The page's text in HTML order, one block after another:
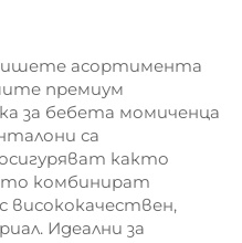
асортимента
премиум
за бебета момиченца
са
както
комбинират
висококачествен,
Идеални за